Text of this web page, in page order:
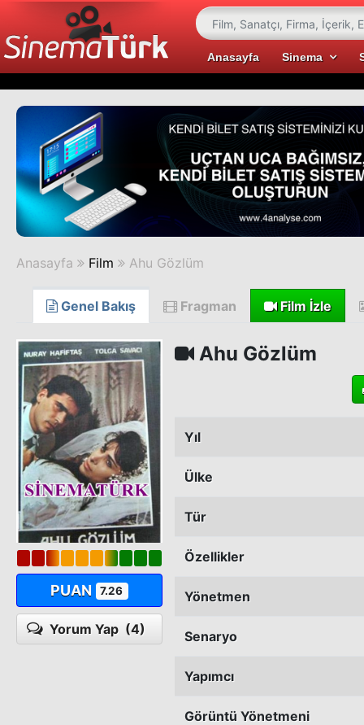
Anasayfa Sinema
Anasayfa Film Ahu Gözlüm
Genel Bakış Fragman Film İzle
PUAN 7.26
Yorum Yap (4)
Ahu Gözlüm
Yıl
Ülke
Tür
Özellikler
Yönetmen
Senaryo
Yapımcı
Görüntü Yönetmeni